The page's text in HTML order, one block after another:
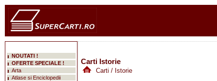
Carti Istorie
Carti / Istorie
NOUTATI !
OFERTE SPECIALE !
Arta
Atlase si Enciclopedii